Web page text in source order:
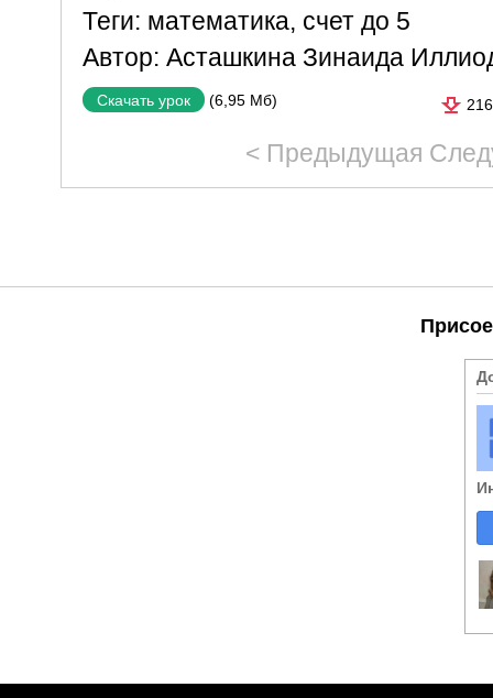
Теги: математика, счет до 5
Автор: Асташкина Зинаида
Скачать урок (6,95 Мб) 216
< Предыдущая